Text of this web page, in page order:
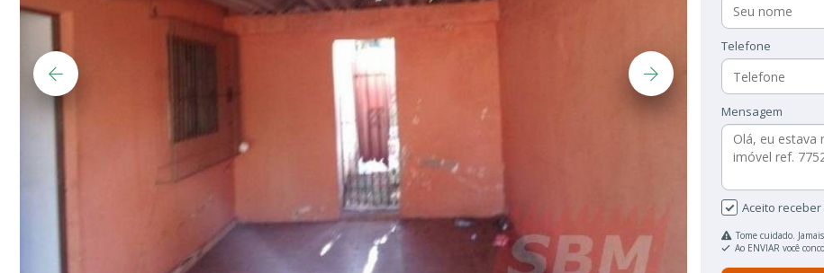
Telefone
Mensagem
Aceito
Tome cuidado.
Ao ENVIAR você